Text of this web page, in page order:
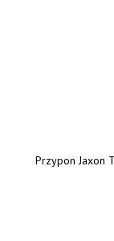
Przypon Jaxon